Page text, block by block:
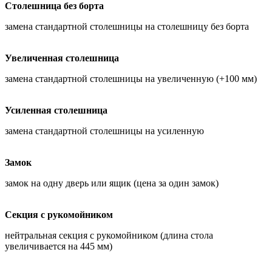
Столешница без борта
замена стандартной столешницы на столешницу без борта
Увеличенная столешница
замена стандартной столешницы на увеличенную (+100 мм)
Усиленная столешница
замена стандартной столешницы на усиленную
Замок
замок на одну дверь или ящик (цена за один замок)
Секция с рукомойником
нейтральная секция с рукомойником (длина стола
увеличивается на 445 мм)